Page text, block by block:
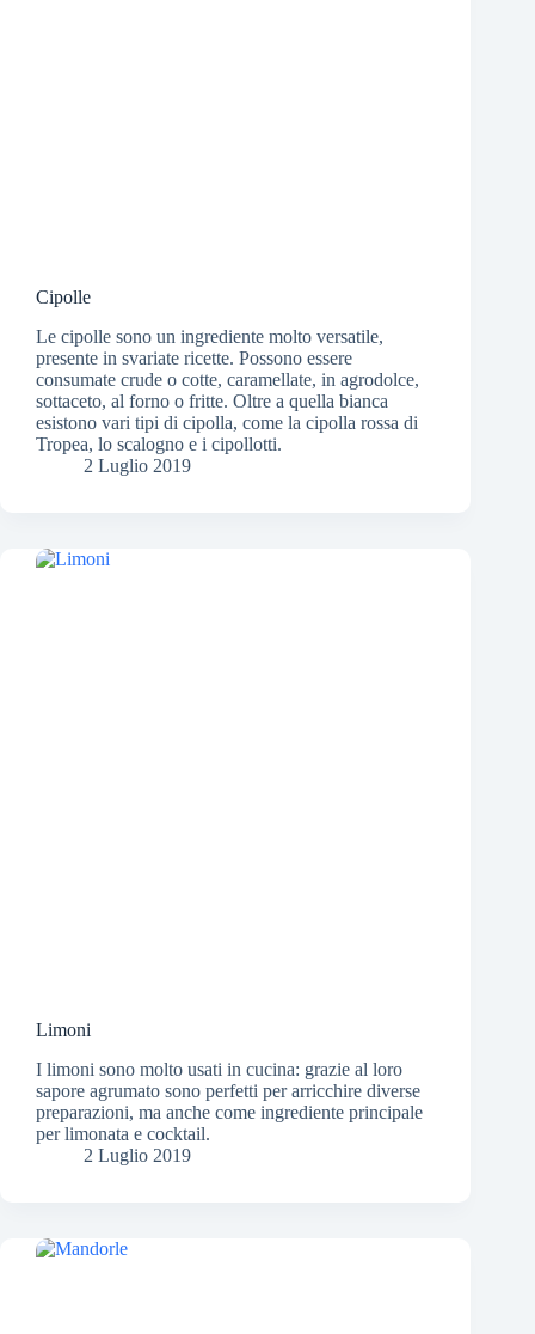
Cipolle
Le cipolle sono un ingrediente molto versatile,
presente in svariate ricette. Possono essere
consumate crude o cotte, caramellate, in agrodolce,
sottaceto, al forno o fritte. Oltre a quella bianca
esistono vari tipi di cipolla, come la cipolla rossa di
Tropea, lo scalogno e i cipollotti.
2 Luglio 2019
Limoni
I limoni sono molto usati in cucina: grazie al loro
sapore agrumato sono perfetti per arricchire diverse
preparazioni, ma anche come ingrediente principale
per limonata e cocktail.
2 Luglio 2019